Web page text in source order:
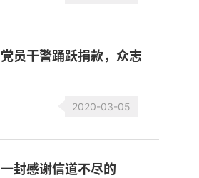
员干警踊跃捐款，众志
2020-03-05
封感谢信道不尽的